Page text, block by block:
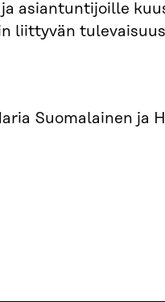
asiantuntijoille
liittyvän
Suomalainen ja